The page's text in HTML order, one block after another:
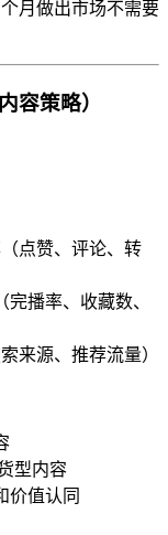
月做出市场不需要
容策略）
点赞、评论、转
播率、收藏数、
来源、推荐流量）
型内容
价值认同